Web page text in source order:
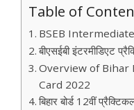
Table of
BSEB
बीएसईबी इंटरमीडिएट
Overview of Bihar
Card 2022
बिहार बोर्ड 12वीं